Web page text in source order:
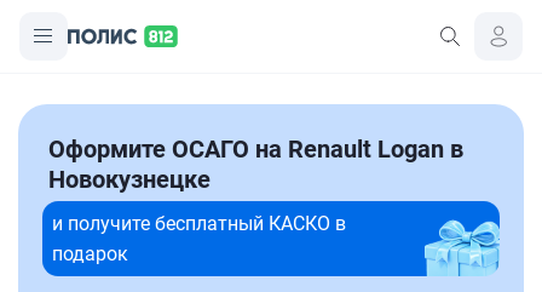
Оформите ОСАГО на Renault Logan в
Новокузнецке
и получите бесплатный КАСКО в
подарок